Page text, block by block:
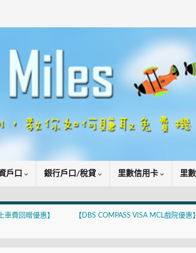
戶口 銀行戶口/稅貸 里數信用卡 里
車費回贈優惠】
【DBS COMPASS VISA MCL戲院優